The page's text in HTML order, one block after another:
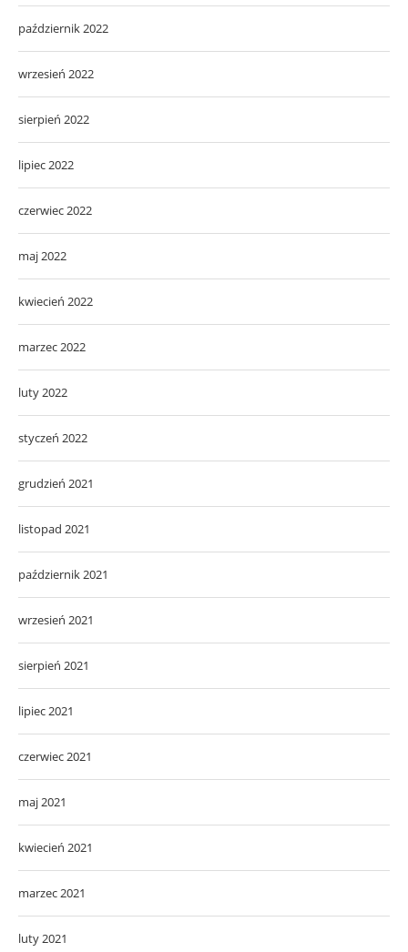
październik 2022
wrzesień 2022
sierpień 2022
lipiec 2022
czerwiec 2022
maj 2022
kwiecień 2022
marzec 2022
luty 2022
styczeń 2022
grudzień 2021
listopad 2021
październik 2021
wrzesień 2021
sierpień 2021
lipiec 2021
czerwiec 2021
maj 2021
kwiecień 2021
marzec 2021
luty 2021